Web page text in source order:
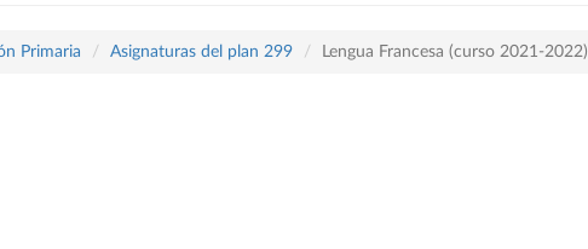
Primaria Asignaturas del plan 299 Lengua Francesa (curso 2021-2022)